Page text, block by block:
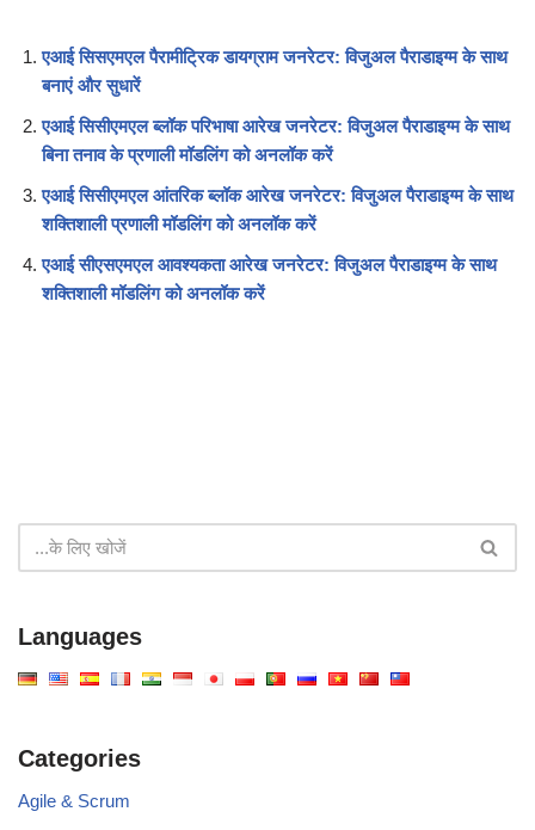
एआई सिसएमएल पैरामीट्रिक डायग्राम जनरेटर: विजुअल पैराडाइग्म के साथ
बनाएं और सुधारें
एआई सिसीएमएल ब्लॉक परिभाषा आरेख जनरेटर: विजुअल पैराडाइग्म के साथ
बिना तनाव के प्रणाली मॉडलिंग को अनलॉक करें
एआई सिसीएमएल आंतरिक ब्लॉक आरेख जनरेटर: विजुअल पैराडाइग्म के साथ
शक्तिशाली प्रणाली मॉडलिंग को अनलॉक करें
एआई सीएसएमएल आवश्यकता आरेख जनरेटर: विजुअल पैराडाइग्म के साथ
शक्तिशाली मॉडलिंग को अनलॉक करें
Languages
Categories
Agile & Scrum